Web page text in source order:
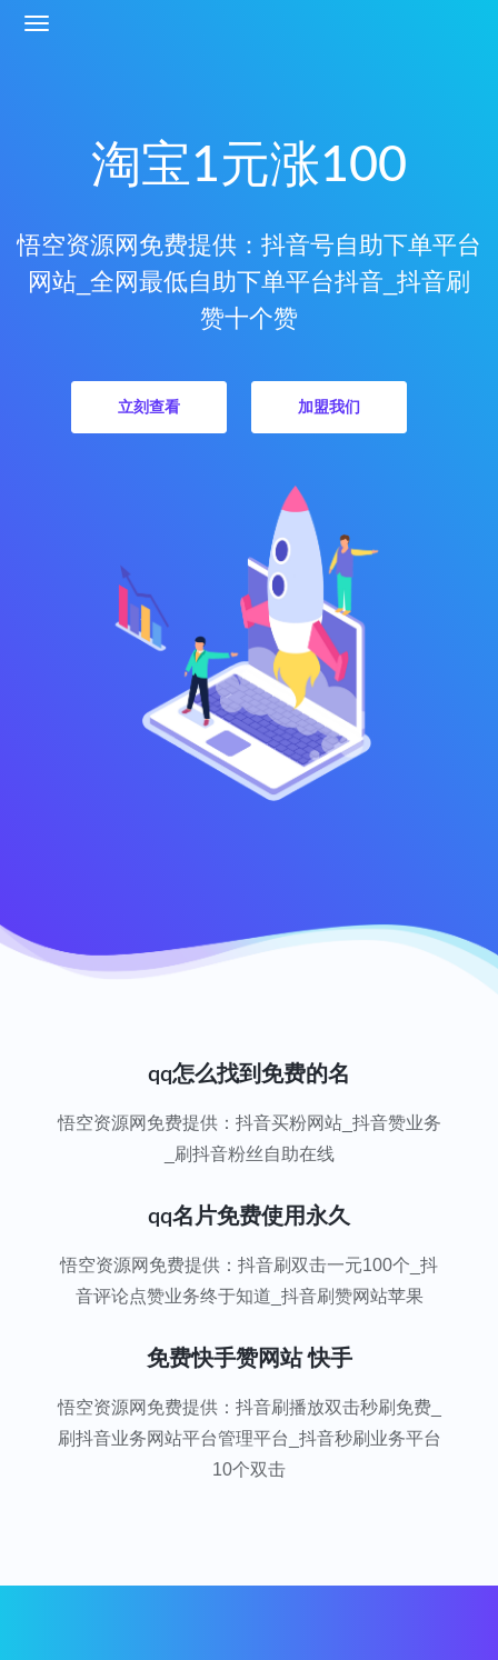
淘宝1元涨100
悟空资源网免费提供：抖音号自助下单平台
网站_全网最低自助下单平台抖音_抖音刷
赞十个赞
立刻查看 加盟我们
qq怎么找到免费的名
悟空资源网免费提供：抖音买粉网站_抖音赞业务
_刷抖音粉丝自助在线
qq名片免费使用永久
悟空资源网免费提供：抖音刷双击一元100个_抖
音评论点赞业务终于知道_抖音刷赞网站苹果
免费快手赞网站 快手
悟空资源网免费提供：抖音刷播放双击秒刷免费_
刷抖音业务网站平台管理平台_抖音秒刷业务平台
10个双击